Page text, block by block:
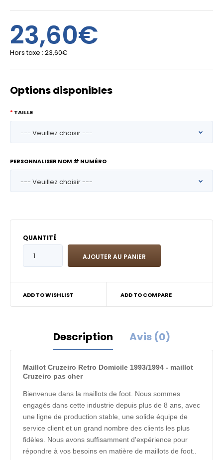
23,60€
Hors taxe : 23,60€
Options disponibles
TAILLE
PERSONNALISER NOM # NUMÉRO
QUANTITÉ
ADD TO WISHLIST ADD TO COMPARE
Description Avis (0)
Maillot Cruzeiro Retro Domicile 1993/1994 - maillot
Cruzeiro pas cher
Bienvenue dans la maillots de foot. Nous sommes
engagés dans cette industrie depuis plus de 8 ans, avec
une ligne de production stable, une solide équipe de
service client et un grand nombre des clients les plus
fidèles. Nous avons suffisamment d'expérience pour
répondre à vos besoins en matière de maillots de foot..